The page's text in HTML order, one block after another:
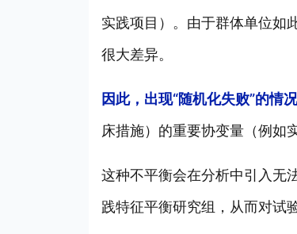
实践项目）。由于群体单位如
很大差异。
因此，出现“随机化失败”的情
床措施）的重要协变量（例如
这种不平衡会在分析中引入无
践特征平衡研究组，从而对试